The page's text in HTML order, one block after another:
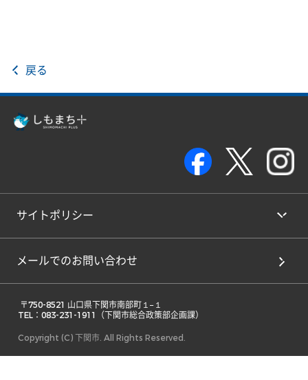
戻る
サイトポリシー
メールでのお問い合わせ
TEL：083-231-1911（下関市総合政策部企画課）
Copyright (C) 下関市. All Rights Reserved.